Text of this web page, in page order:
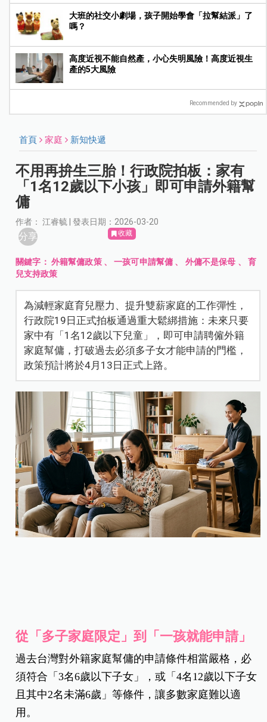
大班的社交小劇場，孩子開始學會「拉幫結派」了
嗎？
高度近視不能自然產，小心失明風險！高度近視生
產的5大風險
Recommended by
首頁 家庭 新知快遞
不用再拚生三胎！行政院拍板：家有
「1名12歲以下小孩」即可申請外籍幫
傭
作者： 江睿毓 | 發表日期：2026-03-20
分享 收藏
關鍵字： 外籍幫傭政策、一孩可申請幫傭 、 外傭不是保母 、 育
兒支持政策
為減輕家庭育兒壓力、提升雙薪家庭的工作彈性，
行政院19日正式拍板通過重大鬆綁措施：未來只要
家中有「1名12歲以下兒童」，即可申請聘僱外籍
家庭幫傭，打破過去必須多子女才能申請的門檻，
政策預計將於4月13日正式上路。
從「多子家庭限定」到「一孩就能申請」
過去台灣對外籍家庭幫傭的申請條件相當嚴格，必
須符合「3名6歲以下子女」，或「4名12歲以下子女
且其中2名未滿6歲」等條件，讓多數家庭難以適
用。